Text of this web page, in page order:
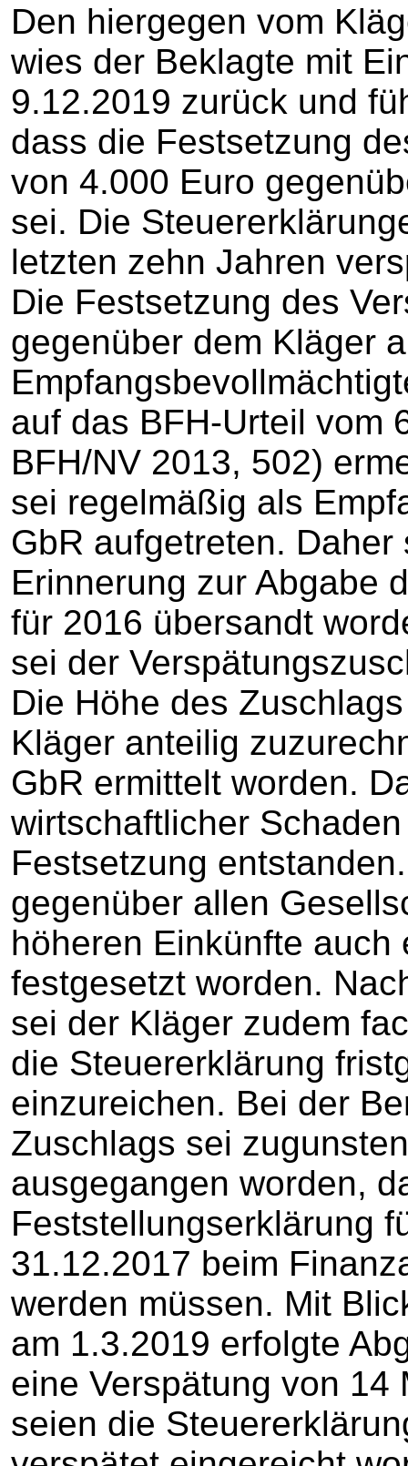
Den hiergegen vom
wies der Beklagte mit
9.12.2019 zurück und
dass die Festsetzung
von 4.000 Euro
sei. Die
letzten zehn Jahren
Die Festsetzung des
gegenüber dem Kläger
auf das BFH-Urteil vom
BFH/NV 2013, 502)
sei regelmäßig als
GbR aufgetreten.
Erinnerung zur Abgabe
für 2016 übersandt
sei der
Die Höhe des
Kläger anteilig
GbR ermittelt worden.
wirtschaftlicher
Festsetzung
gegenüber allen
höheren Einkünfte
festgesetzt worden.
sei der Kläger zudem
die Steuererklärung
einzureichen. Bei der
Zuschlags sei
ausgegangen worden,
Feststellungserklärung
31.12.2017 beim
werden müssen. Mit
am 1.3.2019 erfolgte
eine Verspätung von 14
seien die